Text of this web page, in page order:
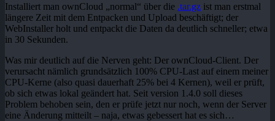
Installiert man ownCloud „normal“ über die .tar.gz ist man erstmal
längere Zeit mit dem Entpacken und Upload beschäftigt; der
WebInstaller holt und entpackt die Daten da deutlich schneller; etwa
in 30 Sekunden.
Was mir deutlich auf die Nerven geht: Der ownCloud-Client. Der
verursacht nämlich grundsätzlich 100% CPU-Last auf einem meiner
CPU-Kerne (also quasi dauerhaft 25% bei 4 Kernen), weil er prüft,
ob sich etwas lokal geändert hat. Seit version 1.4.0 soll dieses
Problem behoben sein, den er prüfe jetzt nur noch, wenn der Server
eine Änderung mitteilt – naja, etwas gebessert hat es sich…